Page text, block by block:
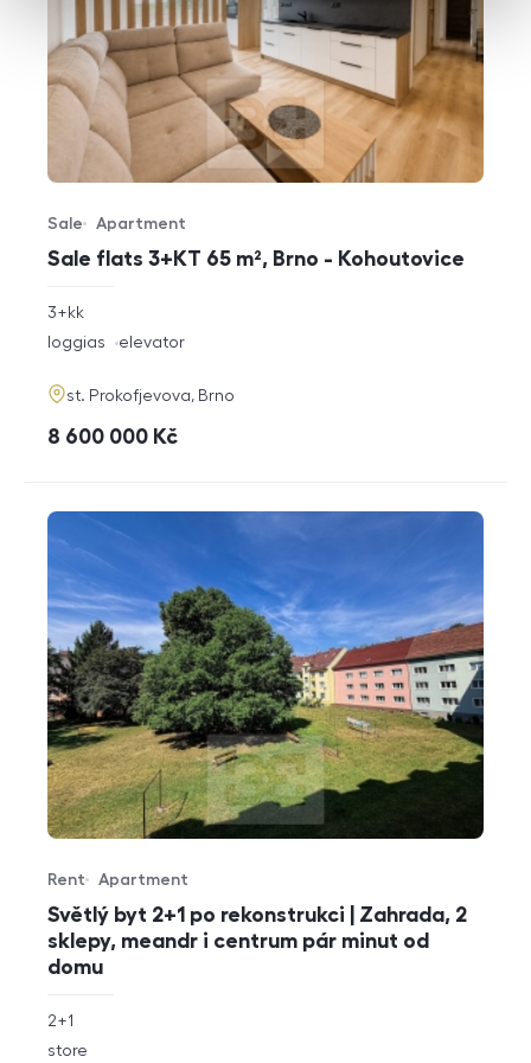
Sale flats 3+KT 65 m², Brno - Kohoutovice
Offer type
Sale
Property type
Apartment
rozměry
disposition
3+kk
funkce
loggias elevator
adresa
st. Prokofjevova, Brno
cena
8 600 000 Kč
Světlý byt 2+1 po rekonstrukci | Zahrada, 2
sklepy, meandr i centrum pár minut od
domu
Offer type
Rent
Property type
Apartment
rozměry
disposition
2+1
funkce
store